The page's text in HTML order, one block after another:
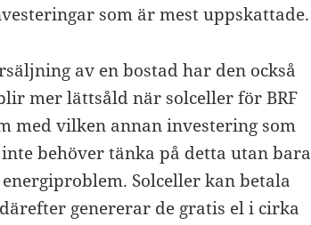
som är mest uppskattade.
av en bostad har den också
mer lättsåld när solceller för BRF
med vilken annan investering som
behöver tänka på detta utan bara
Solceller kan betala
genererar de gratis el i cirka